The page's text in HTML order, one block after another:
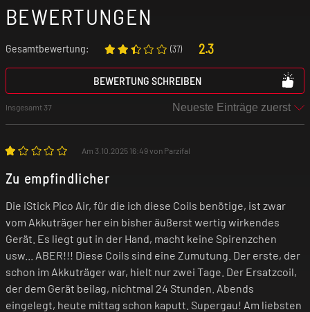
BEWERTUNGEN
Gesamtbewertung: (37) 2.3
BEWERTUNG SCHREIBEN
Insgesamt 37
Am 3.10.2025 16:49 von Parzifal
Zu empfindlicher
Die iStick Pico Air, für die ich diese Coils benötige, ist zwar
vom Akkuträger her ein bisher äußerst wertig wirkendes
Gerät. Es liegt gut in der Hand, macht keine Spirenzchen
usw... ABER!!! Diese Coils sind eine Zumutung. Der erste, der
schon im Akkuträger war, hielt nur zwei Tage. Der Ersatzcoil,
der dem Gerät beilag, nichtmal 24 Stunden. Abends
eingelegt, heute mittag schon kaputt. Supergau! Am liebsten